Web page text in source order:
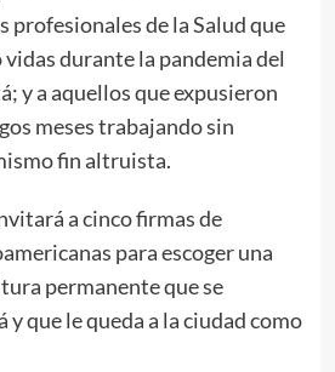
profesionales de la Salud que
durante la pandemia del
y a aquellos que expusieron
meses trabajando sin
fin altruista.
a cinco firmas de
para escoger una
permanente que se
que le queda a la ciudad como